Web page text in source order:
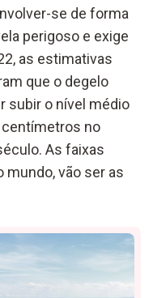
se de forma
perigoso e exige
as estimativas
que o degelo
subir o nível médio
centímetros no
As faixas
mundo, vão ser as